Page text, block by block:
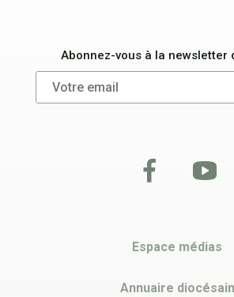
Abonnez-vous à la newsletter
Espace médias
Annuaire diocésain